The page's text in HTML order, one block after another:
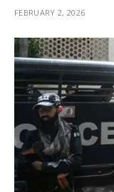
FEBRUARY 2, 2026